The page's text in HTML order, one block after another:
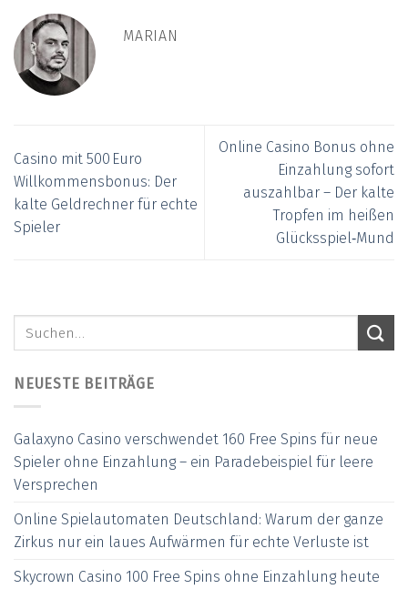
MARIAN
Casino mit 500 Euro
Willkommensbonus: Der
kalte Geldrechner für echte
Spieler
Online Casino Bonus ohne
Einzahlung sofort
auszahlbar – Der kalte
Tropfen im heißen
Glücksspiel‑Mund
NEUESTE BEITRÄGE
Galaxyno Casino verschwendet 160 Free Spins für neue
Spieler ohne Einzahlung – ein Paradebeispiel für leere
Versprechen
Online Spielautomaten Deutschland: Warum der ganze
Zirkus nur ein laues Aufwärmen für echte Verluste ist
Skycrown Casino 100 Free Spins ohne Einzahlung heute